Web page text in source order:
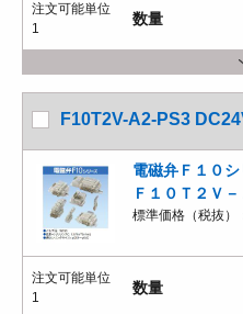
注文可能単位
1
数量
F10T2V-A2-PS3
電磁弁Ｆ１０
Ｆ１０Ｔ２Ｖ
標準価格（税抜）
注文可能単位
1
数量